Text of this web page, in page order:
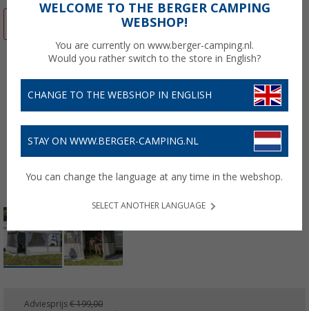
Adviesprijs € 199,00
WELCOME TO THE BERGER CAMPING
WEBSHOP!
You are currently on www.berger-camping.nl.
Would you rather switch to the store in English?
CHANGE TO THE WEBSHOP IN ENGLISH
STAY ON WWW.BERGER-CAMPING.NL
You can change the language at any time in the webshop.
SELECT ANOTHER LANGUAGE